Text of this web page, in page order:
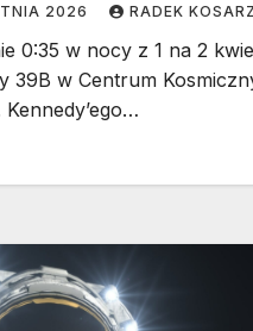
2026 RADEK
0:35 w nocy z 1 na 2
39B w Centrum